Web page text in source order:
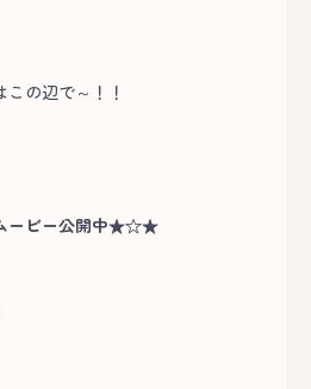
の辺で～！！
ービー公開中★☆★